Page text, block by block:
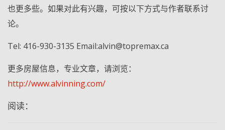
也更多些。如果对此有兴趣，可按以下方式与作者联系讨
论。
Tel: 416-930-3135 Email:alvin@topremax.ca
更多房屋信息，专业文章，请浏览：
http://www.alvinning.com/
阅读：